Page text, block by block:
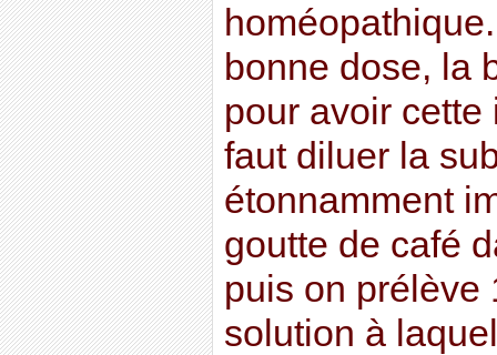
bonne dose, la
pour avoir cette
faut diluer la
étonnamment
goutte de café
puis on prélève
solution à